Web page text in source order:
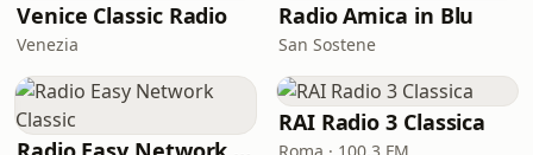
Venice Classic Radio
Venezia
Radio Amica in Blu
San Sostene
RAI Radio 3 Classica